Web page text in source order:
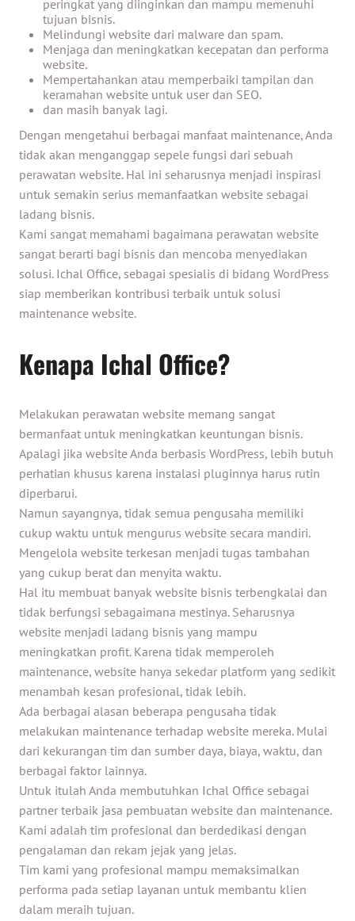
peringkat yang diinginkan dan mampu memenuhi
tujuan bisnis.
Melindungi website dari malware dan spam.
Menjaga dan meningkatkan kecepatan dan performa
website.
Mempertahankan atau memperbaiki tampilan dan
keramahan website untuk user dan SEO.
dan masih banyak lagi.
Dengan mengetahui berbagai manfaat maintenance, Anda
tidak akan menganggap sepele fungsi dari sebuah
perawatan website. Hal ini seharusnya menjadi inspirasi
untuk semakin serius memanfaatkan website sebagai
ladang bisnis.
Kami sangat memahami bagaimana perawatan website
sangat berarti bagi bisnis dan mencoba menyediakan
solusi. Ichal Office, sebagai spesialis di bidang WordPress
siap memberikan kontribusi terbaik untuk solusi
maintenance website.
Kenapa Ichal Office?
Melakukan perawatan website memang sangat
bermanfaat untuk meningkatkan keuntungan bisnis.
Apalagi jika website Anda berbasis WordPress, lebih butuh
perhatian khusus karena instalasi pluginnya harus rutin
diperbarui.
Namun sayangnya, tidak semua pengusaha memiliki
cukup waktu untuk mengurus website secara mandiri.
Mengelola website terkesan menjadi tugas tambahan
yang cukup berat dan menyita waktu.
Hal itu membuat banyak website bisnis terbengkalai dan
tidak berfungsi sebagaimana mestinya. Seharusnya
website menjadi ladang bisnis yang mampu
meningkatkan profit. Karena tidak memperoleh
maintenance, website hanya sekedar platform yang sedikit
menambah kesan profesional, tidak lebih.
Ada berbagai alasan beberapa pengusaha tidak
melakukan maintenance terhadap website mereka. Mulai
dari kekurangan tim dan sumber daya, biaya, waktu, dan
berbagai faktor lainnya.
Untuk itulah Anda membutuhkan Ichal Office sebagai
partner terbaik jasa pembuatan website dan maintenance.
Kami adalah tim profesional dan berdedikasi dengan
pengalaman dan rekam jejak yang jelas.
Tim kami yang profesional mampu memaksimalkan
performa pada setiap layanan untuk membantu klien
dalam meraih tujuan.